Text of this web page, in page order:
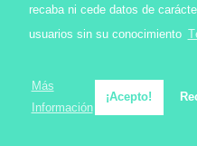
recaba ni cede datos de
usuarios sin su conocimiento
Más
Información
¡Acepto!
Política de envíos
Política